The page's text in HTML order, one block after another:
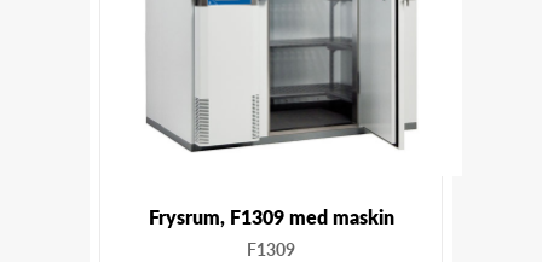
Frysrum, F1309 med maskin
F1309